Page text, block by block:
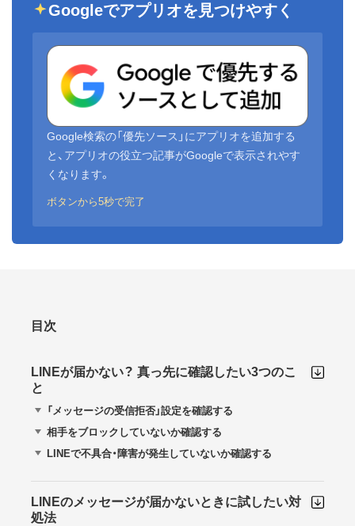
Googleでアプリオを見つけやすく
Google検索の「優先ソース」にアプリオを追加する
と、アプリオの役立つ記事がGoogleで表示されやす
くなります。
ボタンから5秒で完了
目次
LINEが届かない？ 真っ先に確認したい3つのこ
と
「メッセージの受信拒否」設定を確認する
相手をブロックしていないか確認する
LINEで不具合・障害が発生していないか確認する
LINEのメッセージが届かないときに試したい対
処法